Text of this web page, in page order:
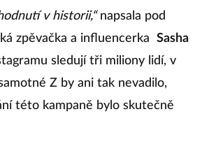
v historii,“napsala pod
zpěvačka a influencerka
Sasha
sledují tři miliony lidí, v
Z by ani tak nevadilo,
této kampaně bylo skutečně